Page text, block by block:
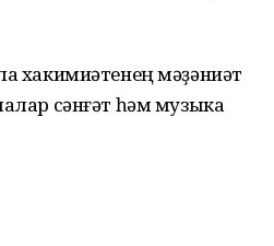
хакимиәтенең мәҙәниәт
сәнғәт һәм музыка